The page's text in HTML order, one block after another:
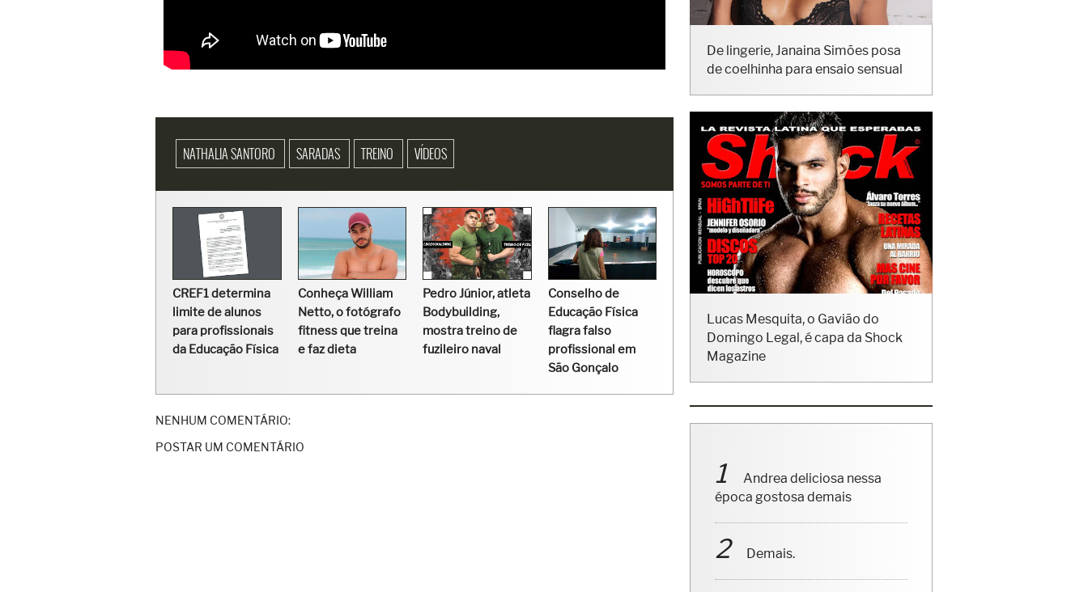
NATHALIA SANTORO SARADAS TREINO VÍDEOS
CREF1 determina
limite de alunos
para profissionais
da Educação Física
Conheça William
Netto, o fotógrafo
fitness que treina
e faz dieta
Pedro Júnior, atleta
Bodybuilding,
mostra treino de
fuzileiro naval
Conselho de
Educação Física
flagra falso
profissional em
São Gonçalo
NENHUM COMENTÁRIO:
POSTAR UM COMENTÁRIO
De lingerie, Janaina Simões posa
de coelhinha para ensaio sensual
Lucas Mesquita, o Gavião do
Domingo Legal, é capa da Shock
Magazine
Andrea deliciosa nessa
época gostosa demais
Demais.